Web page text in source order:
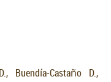
Buendía-Castaño D.,